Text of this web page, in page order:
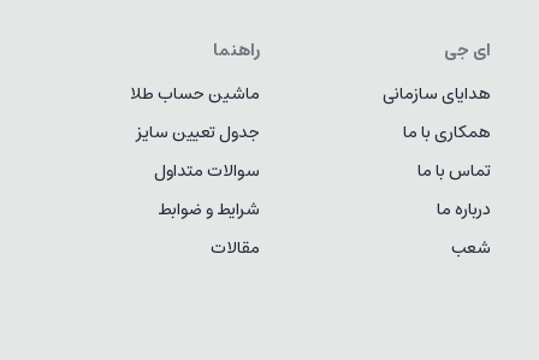
ای جی
هدایای سازمانی
همکاری با ما
تماس با ما
درباره ما
شعب
راهنما
ماشین حساب طلا
جدول تعیین سایز
سوالات متداول
شرایط و ضوابط
مقالات